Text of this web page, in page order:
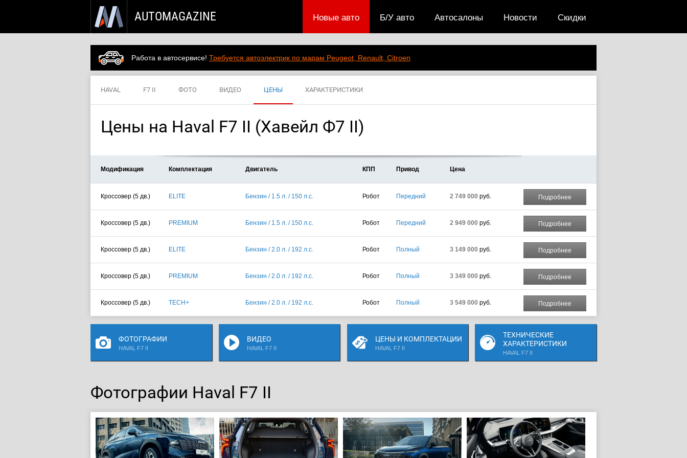
AUTOMAGAZINE Скидки
Новости
Автосалоны
Б/У авто
Новые авто
Работа в автосервисе! Требуется автоэлектрик по марам Peugeot, Renault, Citroen
HAVAL F7 II ФОТО ВИДЕО ЦЕНЫ ХАРАКТЕРИСТИКИ
Цены на Haval F7 II (Хавейл Ф7 II)
Модификация Комплектация Двигатель КПП Привод Цена
Кроссовер (5 дв.) ELITE Бензин / 1.5 л. / 150 л.с. Робот Передний 2 749 000 руб. Подробнее
Кроссовер (5 дв.) PREMIUM Бензин / 1.5 л. / 150 л.с. Робот Передний 2 949 000 руб. Подробнее
Кроссовер (5 дв.) ELITE Бензин / 2.0 л. / 192 л.с. Робот Полный 3 149 000 руб. Подробнее
Кроссовер (5 дв.) PREMIUM Бензин / 2.0 л. / 192 л.с. Робот Полный 3 349 000 руб. Подробнее
Кроссовер (5 дв.) TECH+ Бензин / 2.0 л. / 192 л.с. Робот Полный 3 549 000 руб. Подробнее
ФОТОГРАФИИ
HAVAL F7 II
ВИДЕО
HAVAL F7 II
ЦЕНЫ И КОМПЛЕКТАЦИИ
HAVAL F7 II
ТЕХНИЧЕСКИЕ
ХАРАКТЕРИСТИКИ
HAVAL F7 II
Фотографии Haval F7 II